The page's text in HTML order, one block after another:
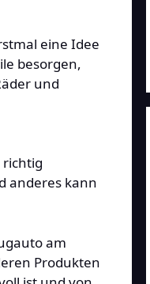
eine Idee
besorgen,
und
richtig
anderes kann
am
Produkten